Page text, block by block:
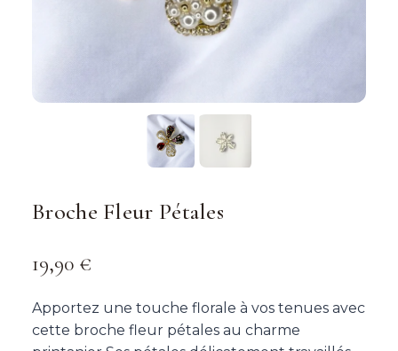
Broche Fleur Pétales
19,90 €
Apportez une touche florale à vos tenues avec
cette broche fleur pétales au charme